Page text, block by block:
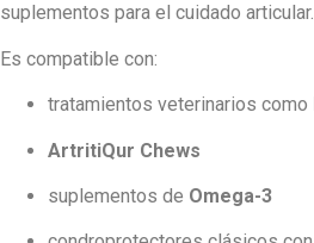
suplementos para el cuidado articular.
Es compatible con:
tratamientos veterinarios como
ArtritiQur Chews
suplementos de Omega-3